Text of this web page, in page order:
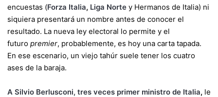
encuestas (Forza Italia, Liga Norte y Hermanos de Italia) ni
siquiera presentará un nombre antes de conocer el
resultado. La nueva ley electoral lo permite y el
futuro premier, probablemente, es hoy una carta tapada.
En ese escenario, un viejo tahúr suele tener los cuatro
ases de la baraja.
A Silvio Berlusconi, tres veces primer ministro de Italia, le